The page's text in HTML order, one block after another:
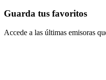
Guarda tus favoritos
Accede a las últimas emisoras